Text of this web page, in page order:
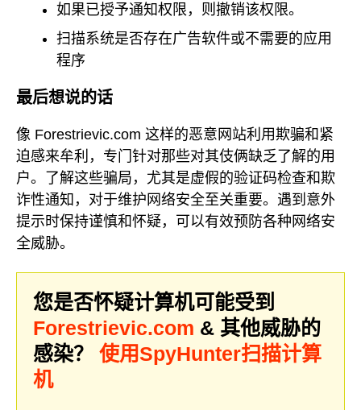
如果已授予通知权限，则撤销该权限。
扫描系统是否存在广告软件或不需要的应用
程序
最后想说的话
像 Forestrievic.com 这样的恶意网站利用欺骗和紧
迫感来牟利，专门针对那些对其伎俩缺乏了解的用
户。了解这些骗局，尤其是虚假的验证码检查和欺
诈性通知，对于维护网络安全至关重要。遇到意外
提示时保持谨慎和怀疑，可以有效预防各种网络安
全威胁。
您是否怀疑计算机可能受到
Forestrievic.com & 其他威胁的
感染？ 使用SpyHunter扫描计算
机